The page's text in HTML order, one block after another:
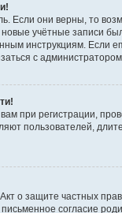
Если они верны, то
учётные записи
инструкциям. Если
с администратором.
при регистрации,
пользователей,
о защите частных
согласие